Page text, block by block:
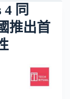
同
推出首